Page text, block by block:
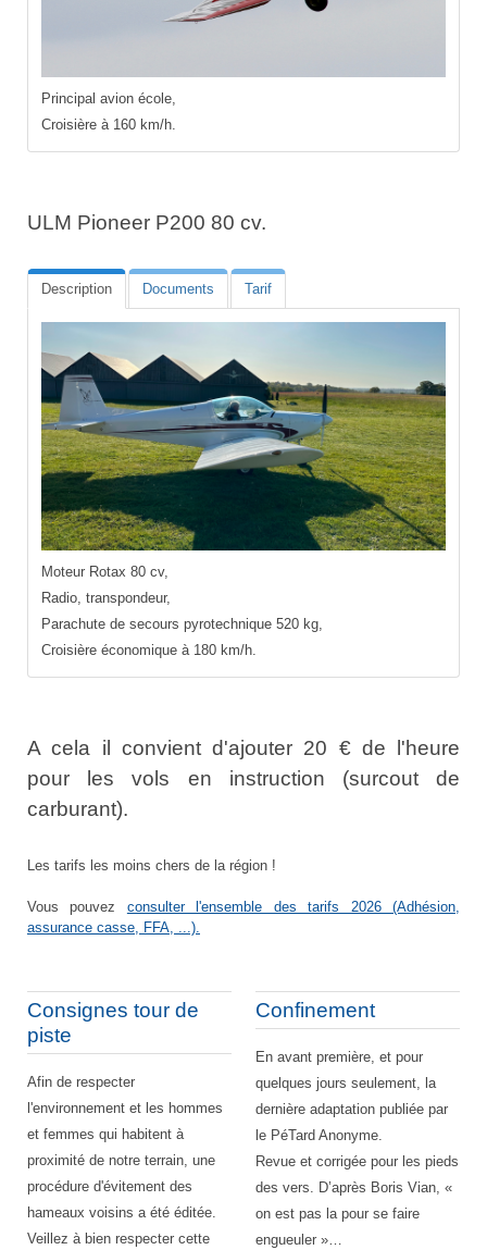
Principal avion école,
Croisière à 160 km/h.
ULM Pioneer P200 80 cv.
Description Documents Tarif
Moteur Rotax 80 cv,
Radio, transpondeur,
Parachute de secours pyrotechnique 520 kg,
Croisière économique à 180 km/h.
A cela il convient d'ajouter 20 € de l'heure
pour les vols en instruction (surcout de
carburant).
Les tarifs les moins chers de la région !
Vous pouvez consulter l'ensemble des tarifs 2026 (Adhésion,
assurance casse, FFA, ...).
Consignes tour de
piste
Afin de respecter
l'environnement et les hommes
et femmes qui habitent à
proximité de notre terrain, une
procédure d'évitement des
hameaux voisins a été éditée.
Veillez à bien respecter cette
Confinement
En avant première, et pour
quelques jours seulement, la
dernière adaptation publiée par
le PéTard Anonyme.
Revue et corrigée pour les pieds
des vers. D’après Boris Vian, «
on est pas la pour se faire
engueuler »…